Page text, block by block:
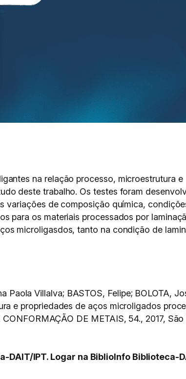
na relação processo, microestrutura e
deste trabalho. Os testes foram
variações de composição química,
para os materiais processados por
microligasdos, tanto na condição de
Paola Villalva; BASTOS, Felipe; BOLOTA,
e propriedades de aços microligados
DE METAIS, 54., 2017, São
IPT. Logar na BiblioInfo Biblioteca-